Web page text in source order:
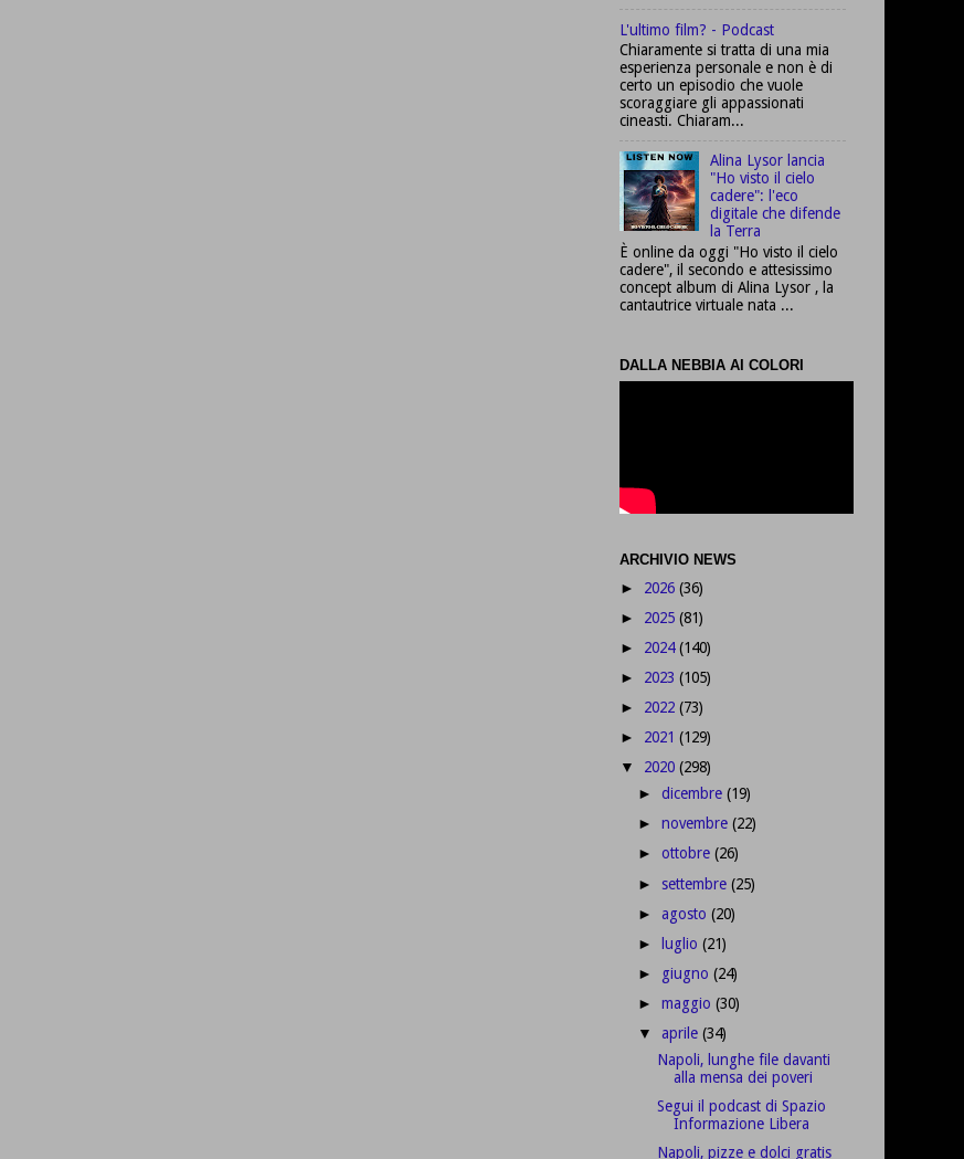
L'ultimo film? - Podcast
Chiaramente si tratta di una mia
esperienza personale e non è di
certo un episodio che vuole
scoraggiare gli appassionati
cineasti. Chiaram...
Alina Lysor lancia
"Ho visto il cielo
cadere": l'eco
digitale che difende
la Terra
È online da oggi "Ho visto il cielo
cadere", il secondo e attesissimo
concept album di Alina Lysor , la
cantautrice virtuale nata ...
DALLA NEBBIA AI COLORI
ARCHIVIO NEWS
► 2026 (36)
► 2025 (81)
► 2024(140)
► 2023 (105)
► 2022 (73)
► 2021 (129)
▼ 2020 (298)
►dicembre(19)
►novembre(22)
►ottobre(26)
► settembre(25)
►agosto(20)
► luglio(21)
► giugno(24)
►maggio(30)
▼aprile(34)
Napoli, lunghe file davanti
alla mensa dei poveri
Segui il podcast di Spazio
Informazione Libera
Napoli, pizze e dolci gratis